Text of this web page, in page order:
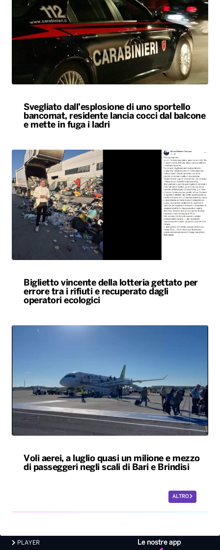
Svegliato dall’esplosione di uno sportello
bancomat, residente lancia cocci dal balcone
e mette in fuga i ladri
Biglietto vincente della lotteria gettato per
errore tra i rifiuti e recuperato dagli
operatori ecologici
Voli aerei, a luglio quasi un milione e mezzo
di passeggeri negli scali di Bari e Brindisi
ALTRO
Le nostre app
PLAYER
LAVORA CON NOI